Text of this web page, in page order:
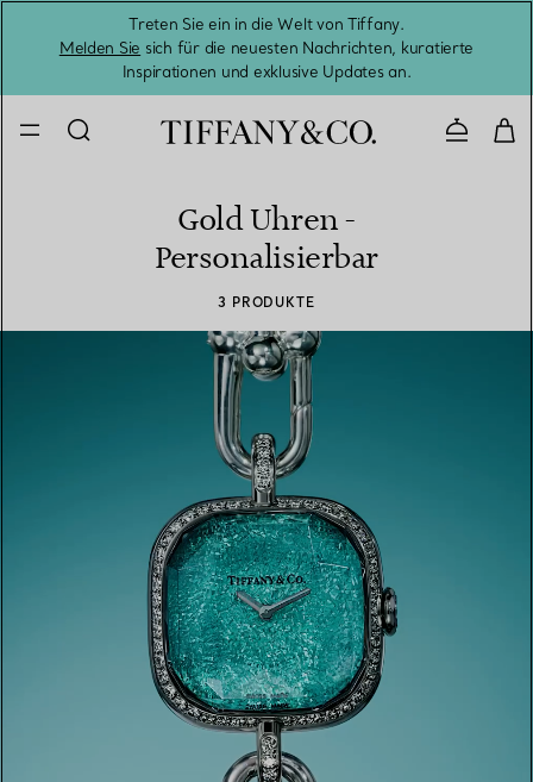
Treten Sie ein in die Welt von Tiffany.
Melden Sie sich für die neuesten Nachrichten, kuratierte
Inspirationen und exklusive Updates an.
Gold Uhren -
Personalisierbar
3 PRODUKTE